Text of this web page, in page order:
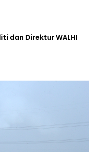
dan Direktur WALHI